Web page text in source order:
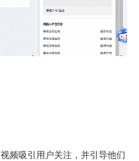
频吸引用户关注，并引导他们